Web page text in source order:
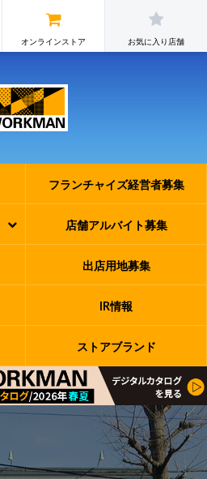
オンラインストア お気に入り店舗
フランチャイズ経営者募集
店舗アルバイト募集
出店用地募集
IR情報
ストアブランド